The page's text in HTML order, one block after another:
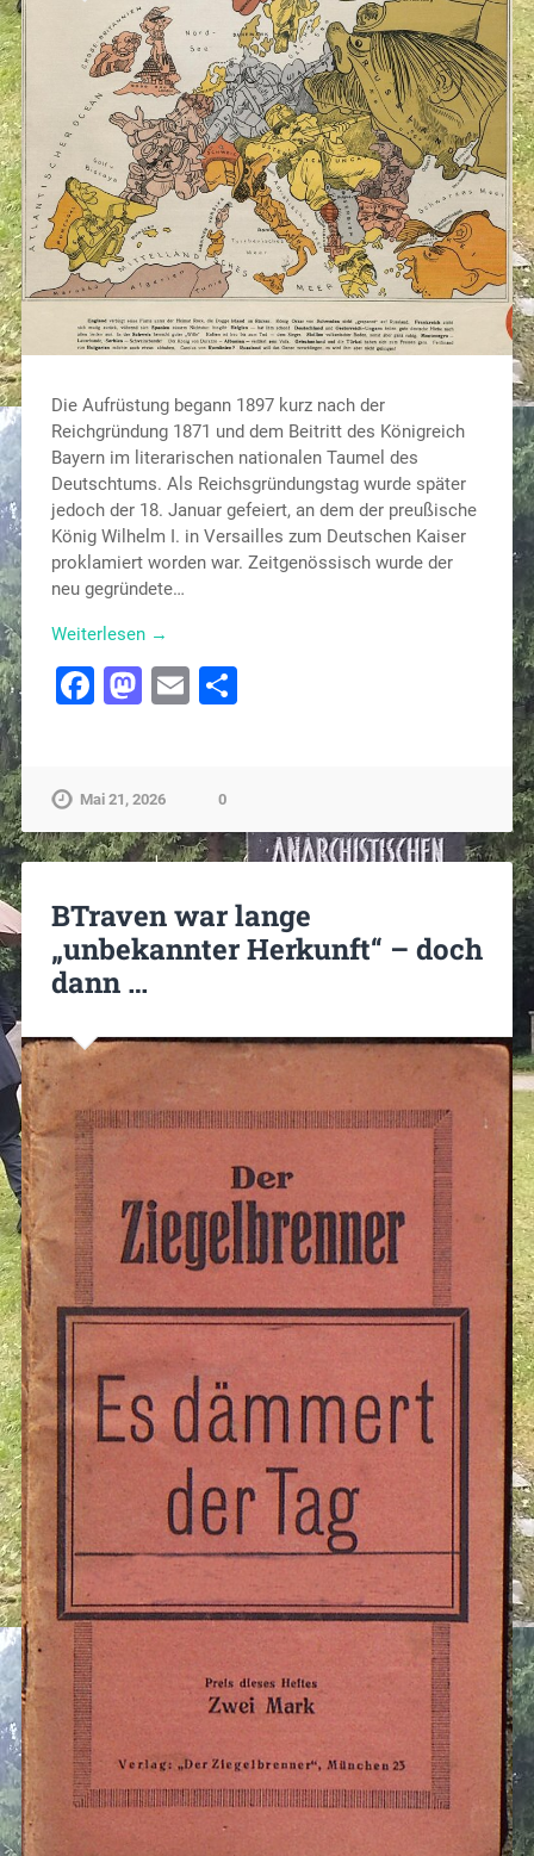
Die Aufrüstung begann 1897 kurz nach der
Reichgründung 1871 und dem Beitritt des Königreich
Bayern im literarischen nationalen Taumel des
Deutschtums. Als Reichsgründungstag wurde später
jedoch der 18. Januar gefeiert, an dem der preußische
König Wilhelm I. in Versailles zum Deutschen Kaiser
proklamiert worden war. Zeitgenössisch wurde der
neu gegründete…
Weiterlesen →
Facebook
Mastodon
Email
Mai 21, 2026 0
BTraven war lange
„unbekannter Herkunft“ – doch
dann …